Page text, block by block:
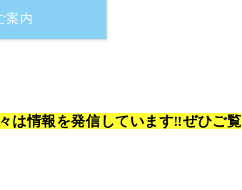
案内
は情報を発信しています‼ぜひご覧